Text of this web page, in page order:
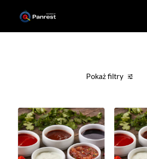
KONTAKT
MOJE KONTO
Pokaż filtry